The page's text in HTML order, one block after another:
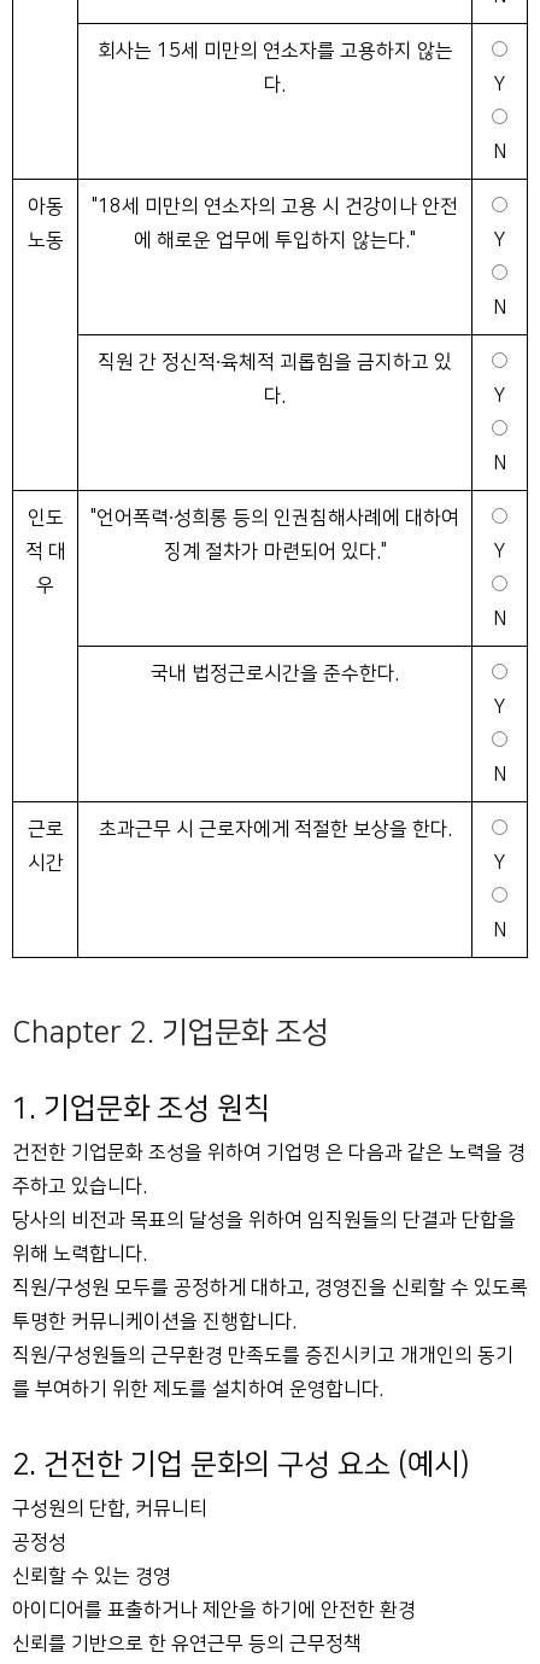
회사는 15세 미만의 연소자를 고용하지 않는
다.
Y
N
아동
노동
"18세 미만의 연소자의 고용 시 건강이나 안전
에 해로운 업무에 투입하지 않는다."
Y
N
직원 간 정신적∙육체적 괴롭힘을 금지하고 있
다.
Y
N
인도
적 대
우
"언어폭력∙성희롱 등의 인권침해사례에 대하여
징계 절차가 마련되어 있다."
Y
N
국내 법정근로시간을 준수한다.
Y
N
근로
시간
초과근무 시 근로자에게 적절한 보상을 한다.
Y
N
Chapter 2. 기업문화 조성
1. 기업문화 조성 원칙
건전한 기업문화 조성을 위하여 기업명 은 다음과 같은 노력을 경
주하고 있습니다.
당사의 비전과 목표의 달성을 위하여 임직원들의 단결과 단합을
위해 노력합니다.
직원/구성원 모두를 공정하게 대하고, 경영진을 신뢰할 수 있도록
투명한 커뮤니케이션을 진행합니다.
직원/구성원들의 근무환경 만족도를 증진시키고 개개인의 동기
를 부여하기 위한 제도를 설치하여 운영합니다.
2. 건전한 기업 문화의 구성 요소 (예시)
구성원의 단합, 커뮤니티
공정성
신뢰할 수 있는 경영
아이디어를 표출하거나 제안을 하기에 안전한 환경
신뢰를 기반으로 한 유연근무 등의 근무정책